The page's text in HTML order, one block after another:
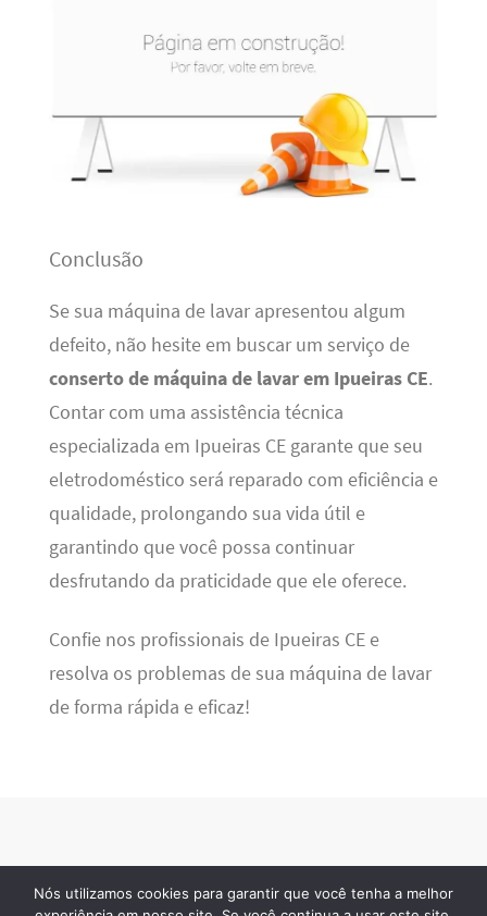
Conclusão
Se sua máquina de lavar apresentou algum
defeito, não hesite em buscar um serviço de
conserto de máquina de lavar em Ipueiras CE.
Contar com uma assistência técnica
especializada em Ipueiras CE garante que seu
eletrodoméstico será reparado com eficiência e
qualidade, prolongando sua vida útil e
garantindo que você possa continuar
desfrutando da praticidade que ele oferece.
Confie nos profissionais de Ipueiras CE e
resolva os problemas de sua máquina de lavar
de forma rápida e eficaz!
· 2026 © Todos os direitos reservados
Nós utilizamos cookies para garantir que você tenha a melhor